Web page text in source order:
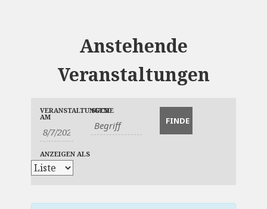
Anstehende
Veranstaltungen
Suche
und
Navigation
Suche
VERANSTALTUNGEN
AM
SUCHE
Veranstaltung
Ansichten-
Navigation
ANZEIGEN ALS